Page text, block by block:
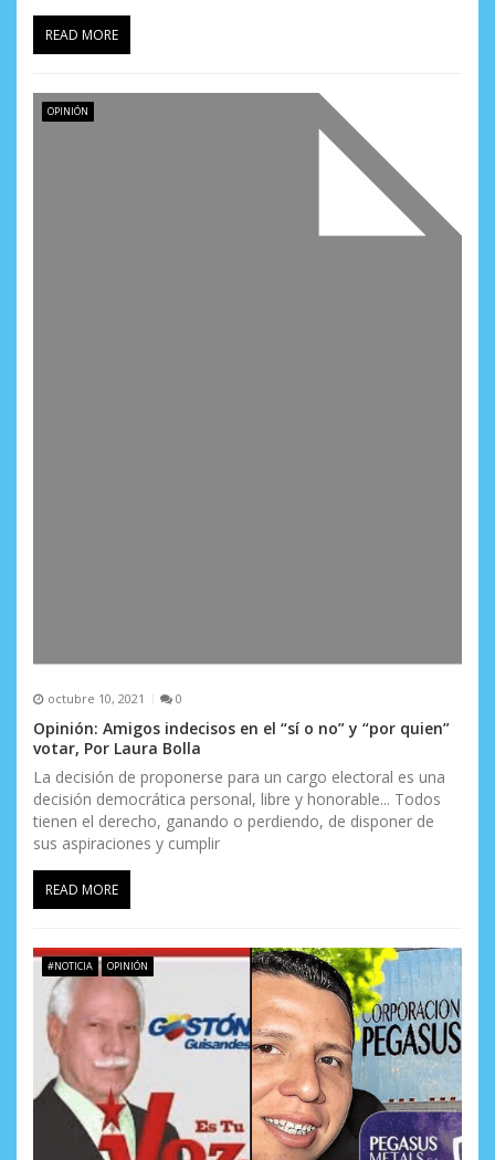
READ MORE
OPINIÓN
octubre 10, 2021 0
Opinión: Amigos indecisos en el “sí o no” y “por quien”
votar, Por Laura Bolla
La decisión de proponerse para un cargo electoral es una
decisión democrática personal, libre y honorable... Todos
tienen el derecho, ganando o perdiendo, de disponer de
sus aspiraciones y cumplir
READ MORE
#NOTICIA OPINIÓN